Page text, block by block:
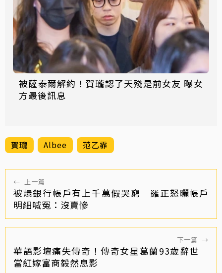
被薩泰爾解約！賀瓏認了天殘是前女友 曝女
方最後訊息
賀瓏 Albee 范乙霏
← 上一篇
被爆銀行帳戶有上千萬假哭窮 羅正怒曬帳戶
明細喊冤：沒賣慘
下一篇 →
華語影壇痛失傳奇！傳奇女星葛蘭93歲辭世
當紅嫁富商毅然息影